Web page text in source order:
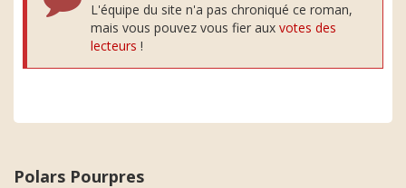
L'équipe du site n'a pas chroniqué ce roman,
mais vous pouvez vous fier aux votes des
lecteurs !
Polars Pourpres